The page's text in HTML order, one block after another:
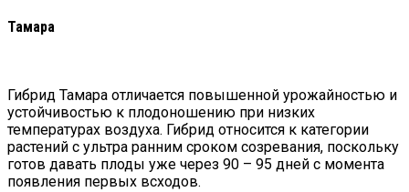
Тамара
Гибрид Тамара отличается повышенной урожайностью и
устойчивостью к плодоношению при низких
температурах воздуха. Гибрид относится к категории
растений с ультра ранним сроком созревания, поскольку
готов давать плоды уже через 90 – 95 дней с момента
появления первых всходов.